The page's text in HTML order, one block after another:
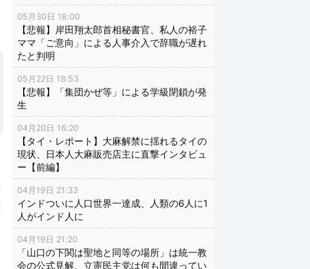
05月30日 18:00
【悲報】岸田翔太郎首相秘書官、私人の裕子
ママ「ご意向」による人事介入で辞職が遅れ
たと判明
05月22日 18:53
【悲報】「集団かぜ等」による学級閉鎖が発
生
04月20日 16:20
【タイ・レポート】大麻解禁に揺れるタイの
現状、日本人大麻販売店主に直撃インタビュ
ー【前編】
04月19日 21:33
インドついに人口世界一達成、人類の6人に1
人がインド人に
04月19日 21:20
「山口の下関は聖地と同等の場所」は統一教
会の公式見解、立憲民主党は何も間違ってい